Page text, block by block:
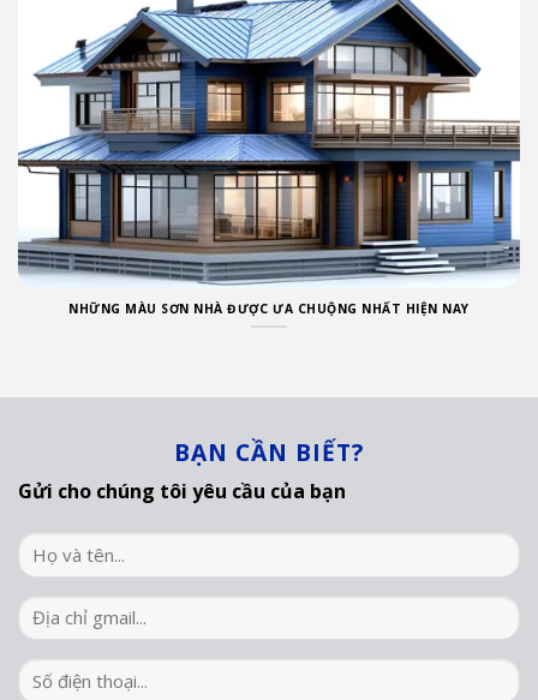
NHỮNG MÀU SƠN NHÀ ĐƯỢC ƯA CHUỘNG NHẤT HIỆN NAY
BẠN CẦN BIẾT?
Gửi cho chúng tôi yêu cầu của bạn